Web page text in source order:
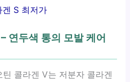
겐 S 최저가
연두색 통의 모발 케어
콜라겐 V는 저분자 콜라겐